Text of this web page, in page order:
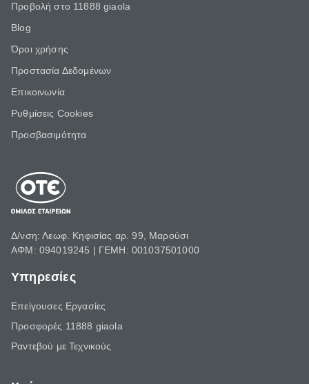
Προβολή στο 11888 giaola
Blog
Όροι χρήσης
Προστασία Δεδομένων
Επικοινωνία
Ρυθμίσεις Cookies
Προσβασιμότητα
Δ/νση: Λεωφ. Κηφισίας αρ. 99, Μαρούσι
ΑΦΜ: 094019245 | ΓΕΜΗ: 001037501000
Υπηρεσίες
Επείγουσες Εργασίες
Προσφορές 11888 giaola
Ραντεβού με Τεχνικούς